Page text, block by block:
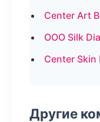
Center Art
ООО Silk
Center
Другие